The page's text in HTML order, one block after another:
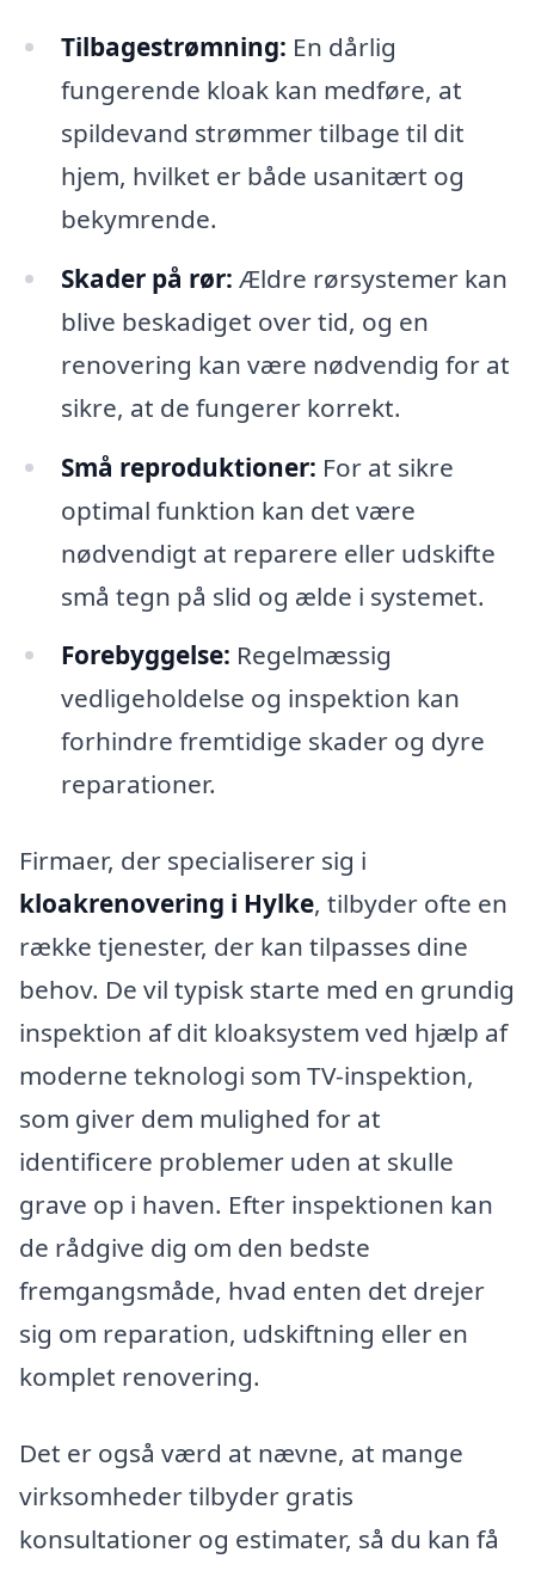
Tilbagestrømning: En dårlig
fungerende kloak kan medføre, at
spildevand strømmer tilbage til dit
hjem, hvilket er både usanitært og
bekymrende.
Skader på rør: Ældre rørsystemer kan
blive beskadiget over tid, og en
renovering kan være nødvendig for at
sikre, at de fungerer korrekt.
Små reproduktioner: For at sikre
optimal funktion kan det være
nødvendigt at reparere eller udskifte
små tegn på slid og ælde i systemet.
Forebyggelse: Regelmæssig
vedligeholdelse og inspektion kan
forhindre fremtidige skader og dyre
reparationer.
Firmaer, der specialiserer sig i
kloakrenovering i Hylke, tilbyder ofte en
række tjenester, der kan tilpasses dine
behov. De vil typisk starte med en grundig
inspektion af dit kloaksystem ved hjælp af
moderne teknologi som TV-inspektion,
som giver dem mulighed for at
identificere problemer uden at skulle
grave op i haven. Efter inspektionen kan
de rådgive dig om den bedste
fremgangsmåde, hvad enten det drejer
sig om reparation, udskiftning eller en
komplet renovering.
Det er også værd at nævne, at mange
virksomheder tilbyder gratis
konsultationer og estimater, så du kan få